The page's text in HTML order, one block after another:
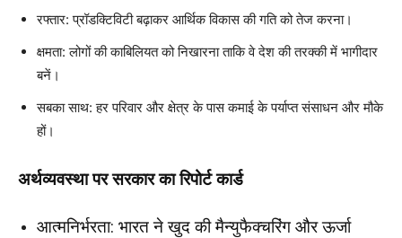
रफ्तार: प्रॉडक्टिविटी बढ़ाकर आर्थिक विकास की गति को तेज करना।
क्षमता: लोगों की काबिलियत को निखारना ताकि वे देश की तरक्की में भागीदार
बनें।
सबका साथ: हर परिवार और क्षेत्र के पास कमाई के पर्याप्त संसाधन और मौके
हों।
अर्थव्यवस्था पर सरकार का रिपोर्ट कार्ड
आत्मनिर्भरता: भारत ने खुद की मैन्युफैक्चरिंग और ऊर्जा